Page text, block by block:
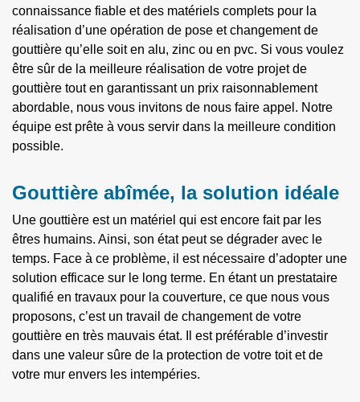
connaissance fiable et des matériels complets pour la
réalisation d’une opération de pose et changement de
gouttière qu’elle soit en alu, zinc ou en pvc. Si vous voulez
être sûr de la meilleure réalisation de votre projet de
gouttière tout en garantissant un prix raisonnablement
abordable, nous vous invitons de nous faire appel. Notre
équipe est prête à vous servir dans la meilleure condition
possible.
Gouttière abîmée, la solution idéale
Une gouttière est un matériel qui est encore fait par les
êtres humains. Ainsi, son état peut se dégrader avec le
temps. Face à ce problème, il est nécessaire d’adopter une
solution efficace sur le long terme. En étant un prestataire
qualifié en travaux pour la couverture, ce que nous vous
proposons, c’est un travail de changement de votre
gouttière en très mauvais état. Il est préférable d’investir
dans une valeur sûre de la protection de votre toit et de
votre mur envers les intempéries.